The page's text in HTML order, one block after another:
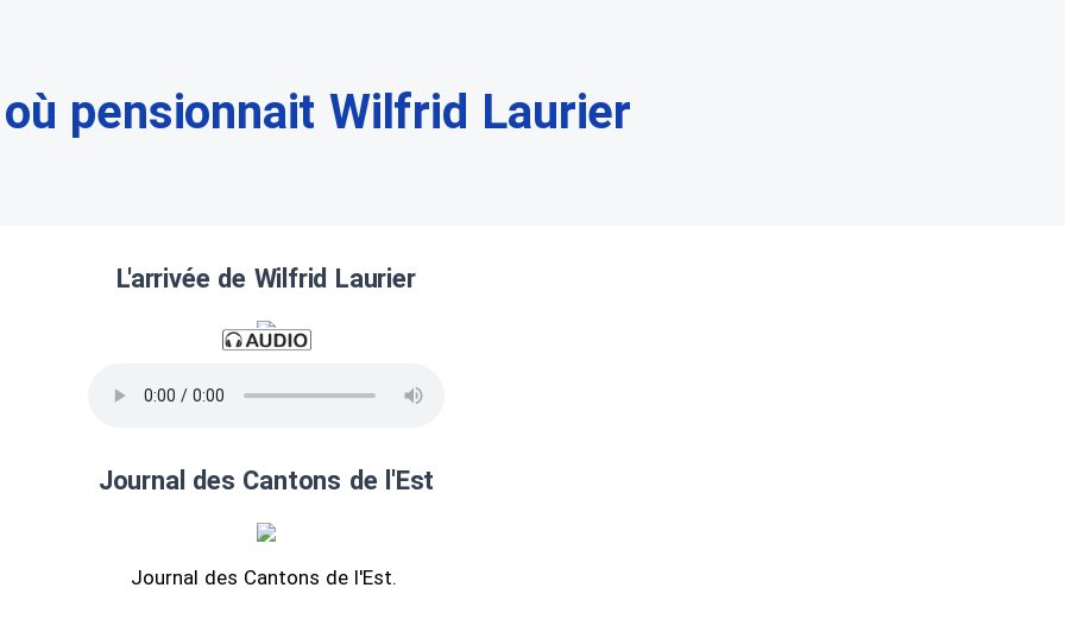
pensionnait Wilfrid Laurier
L'arrivée de Wilfrid Laurier
Journal des Cantons de l'Est
Journal des Cantons de l'Est.